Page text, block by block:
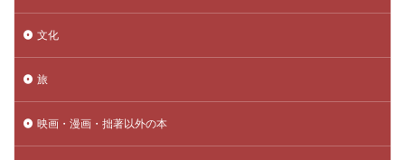
文化
旅
映画・漫画・拙著以外の本